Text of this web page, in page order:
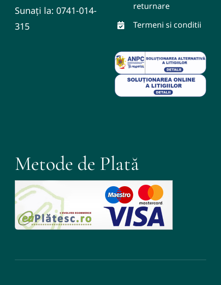
Sunați la: 0741-014-
315
returnare
Termeni si conditii
Metode de Plată